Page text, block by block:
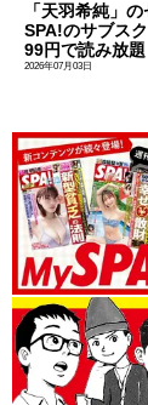
「天羽希純」
SPA!のサブス
99円で読み放題
2026年07月03日